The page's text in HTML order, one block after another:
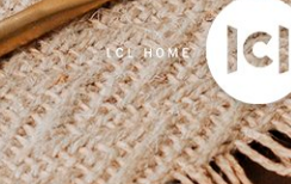
Produto:Kit 03 Peças Colcha